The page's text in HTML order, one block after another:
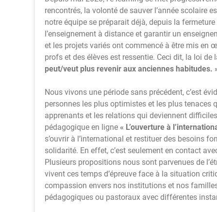
rencontrés, la volonté de sauver l’année scolaire
notre équipe se préparait déjà, depuis la
l’enseignement à distance et garantir un
et les projets variés ont commencé à être mis en
profs et des élèves est ressentie. Ceci dit, la loi de
peut/veut plus revenir aux anciennes habitudes.
Nous vivons une période sans précédent, c’est
personnes les plus optimistes et les plus tenaces
apprenants et les relations qui deviennent
pédagogique en ligne « L’ouverture à
s’ouvrir à l’international et restituer des besoins
solidarité. En effet, c’est seulement en contact
Plusieurs propositions nous sont parvenues de
vivent ces temps d’épreuve face à la situation
compassion envers nos institutions et nos
pédagogiques ou pastoraux avec différentes